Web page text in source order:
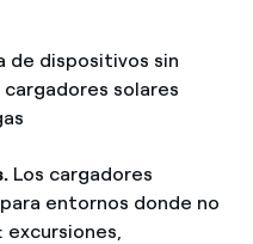
de dispositivos sin
solares
Los cargadores
entornos donde no